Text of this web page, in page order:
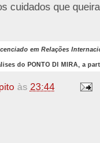
cuidados que
em Relações
do PONTO DI MIRA, a
às 23:44